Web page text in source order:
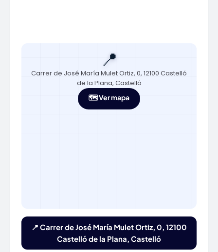
📍
Carrer de José María Mulet Ortiz, 0, 12100 Castelló
de la Plana, Castelló
🗺️ Ver mapa
📍 Carrer de José María Mulet Ortiz, 0, 12100
Castelló de la Plana, Castelló